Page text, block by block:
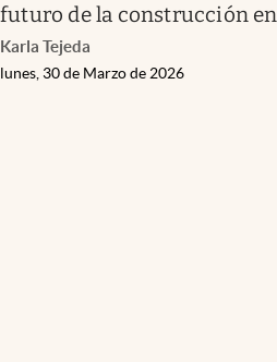
futuro de la construcción
Karla Tejeda
lunes, 30 de Marzo de 2026